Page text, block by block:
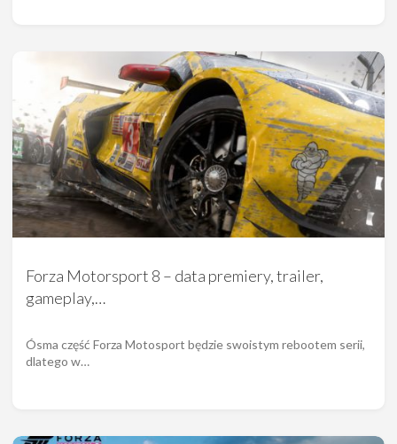
Forza Motorsport 8 – data premiery, trailer,
gameplay,…
Ósma część Forza Motosport będzie swoistym rebootem serii,
dlatego w…